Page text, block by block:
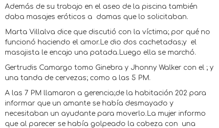
Además de su trabajo en el aseo de la piscina también
daba masajes eróticos a damas que lo solicitaban.
Marta Villalva dice que discutió con la víctima; por qué no
funcionó haciendo el amor.Le dio dos cachetadas;y el
masajista le encajo una patada.Luego ella se marchó.
Gertrudis Camargo tomo Ginebra y Jhonny Walker con el ; y
una tanda de cervezas; como a las 5 PM.
A las 7 PM llamaron a gerencia;de la habitación 202 para
informar que un amante se había desmayado y
necesitaban un ayudante para moverlo.La mujer informo
que al parecer se había golpeado la cabeza con una